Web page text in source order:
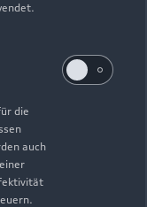
die
auch